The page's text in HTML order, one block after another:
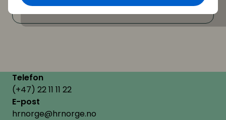
Telefon
(+47) 22 11 11 22
E-post
hrnorge@hrnorge.no